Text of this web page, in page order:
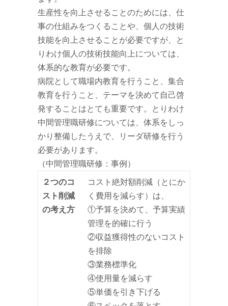
生産性を向上させることのためには、仕
事の仕組みをつくることや、個人の技術
技能を向上させることが必要ですが、と
りわけ個人の技術技能向上については、
体系的な教育が必要です。
病院として職場内教育を行うこと、集合
教育を行うこと、テーマを決めて自己啓
発することはとても重要です。とりわけ
中間管理職研修については、体系をしっ
かり整備したうえで、リーダ研修を行う
必要があります。
（中間管理職研修：事例）
２つのコ
スト削減
の考え方
コスト絶対額削減（とにか
く費用を減らす）は、
①予算を決めて、予算実績
管理を的確に行う
②収益獲得性のないコスト
を排除
③業務標準化
④使用量を減らす
⑤単価を引き下げる